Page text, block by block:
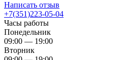
Написать отзыв
+7(351)223-05-04
Часы работы
Понедельник
09:00 — 19:00
Вторник